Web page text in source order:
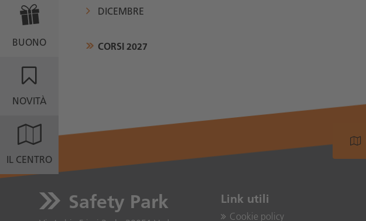
BUONO
NOVITÀ
IL CENTRO
DICEMBRE
CORSI 2027
Safety Park Link utili
Cookie policy